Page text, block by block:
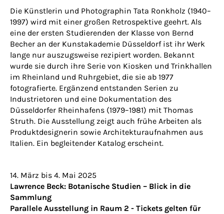
Die Künstlerin und Photographin Tata Ronkholz (1940–
1997) wird mit einer großen Retrospektive geehrt. Als
eine der ersten Studierenden der Klasse von Bernd
Becher an der Kunstakademie Düsseldorf ist ihr Werk
lange nur auszugsweise rezipiert worden. Bekannt
wurde sie durch ihre Serie von Kiosken und Trinkhallen
im Rheinland und Ruhrgebiet, die sie ab 1977
fotografierte. Ergänzend entstanden Serien zu
Industrietoren und eine Dokumentation des
Düsseldorfer Rheinhafens (1979–1981) mit Thomas
Struth. Die Ausstellung zeigt auch frühe Arbeiten als
Produktdesignerin sowie Architekturaufnahmen aus
Italien. Ein begleitender Katalog erscheint.
14. März bis 4. Mai 2025
Lawrence Beck: Botanische Studien – Blick in die
Sammlung
Parallele Ausstellung in Raum 2 - Tickets gelten für